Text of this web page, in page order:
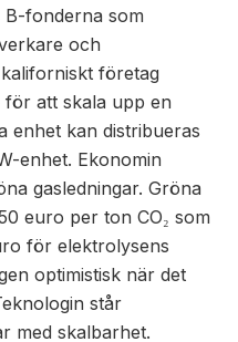
B-fonderna som
och
företag
för att skala upp en
enhet kan distribueras
enhet. Ekonomin
gasledningar. Gröna
euro per ton CO₂ som
för elektrolysens
optimistisk när det
står
med skalbarhet.